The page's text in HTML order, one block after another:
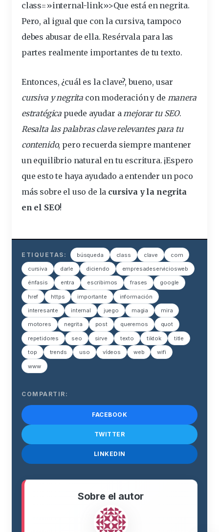
class=»internal-link»>Que está en negrita.
Pero, al igual que con la cursiva, tampoco
debes abusar de ella.Resérvala para las
partes realmente importantes de tu texto.
Entonces, ¿cuál es la clave?, bueno, usar
cursiva y negrita con moderación y de manera
estratégica puede ayudar amejorar tu SEO.
Resalta las palabras clave relevantes para tu
contenido, pero recuerda siempre mantener
un equilibrio natural en tu escritura. ¡Espero
que esto te haya ayudado a entender un poco
más sobre el uso de la cursiva y la negrita
en el SEO!
ETIQUETAS: búsqueda class clave com
cursiva darle diciendo empresadeserviciosweb
énfasis entra escribimos frases google
href https importante información
interesante internal juego magia mira
motores negrita post queremos quot
repetidores seo sirve texto tiktok title
top trends uso vídeos web wifi
www
COMPARTIR:
FACEBOOK
TWITTER
LINKEDIN
Sobre el autor